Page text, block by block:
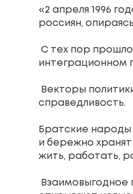
«2 апреля 1996
россиян,
С тех пор
интеграционном
Векторы
справедливость.
Братские народы
и бережно
жить, работать,
Взаимовыгодное